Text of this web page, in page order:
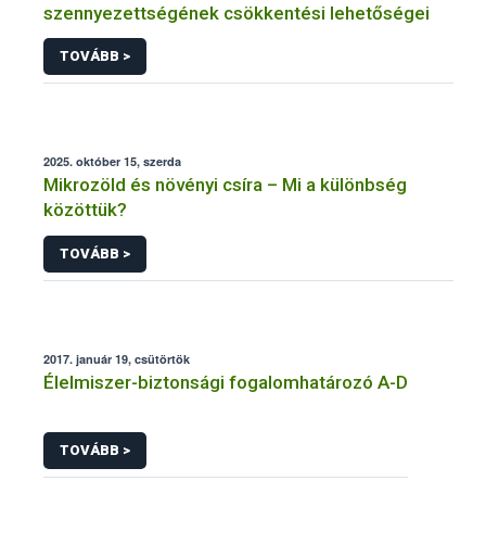
szennyezettségének csökkentési lehetőségei
TOVÁBB >
2025. október 15, szerda
Mikrozöld és növényi csíra – Mi a különbség
közöttük?
TOVÁBB >
2017. január 19, csütörtök
Élelmiszer-biztonsági fogalomhatározó A-D
TOVÁBB >